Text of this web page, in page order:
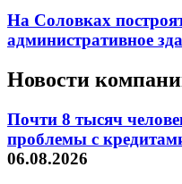
На Соловках
административное
Новости
Почти 8 тысяч
проблемы с
06.08.2026